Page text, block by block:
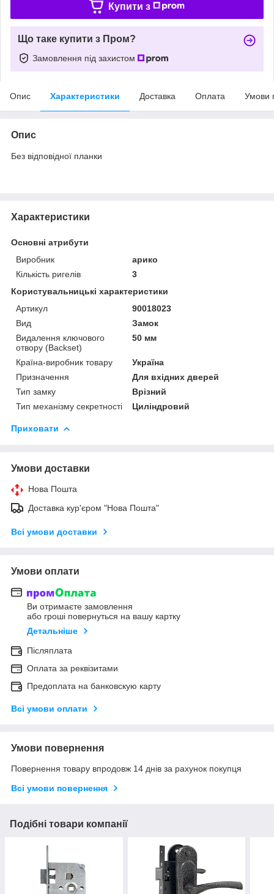
Купити з
Що таке купити з Пром?
Замовлення під захистом
Опис Характеристики Доставка Оплата Умови
Опис
Без відповідної планки
Характеристики
Основні атрибути
Виробник
арико
Кількість ригелів
3
Користувальницькі характеристики
Артикул
90018023
Вид
Замок
Видалення ключового
отвору (Backset)
50 мм
Країна-виробник товару
Україна
Призначення
Для вхідних дверей
Тип замку
Врізний
Тип механізму секретності
Циліндровий
Приховати
Умови доставки
Нова Пошта
Доставка кур'єром "Нова Пошта"
Всі умови доставки
Умови оплати
Ви отримаєте замовлення
або гроші повернуться на вашу картку
Детальніше
Післяплата
Оплата за реквізитами
Предоплата на банковскую карту
Всі умови оплати
Умови повернення
Повернення товару впродовж 14 днів за рахунок покупця
Всі умови повернення
Подібні товари компанії